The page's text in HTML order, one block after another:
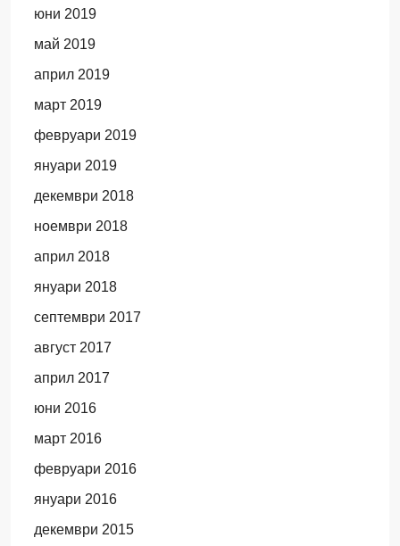
юни 2019
май 2019
април 2019
март 2019
февруари 2019
януари 2019
декември 2018
ноември 2018
април 2018
януари 2018
септември 2017
август 2017
април 2017
юни 2016
март 2016
февруари 2016
януари 2016
декември 2015